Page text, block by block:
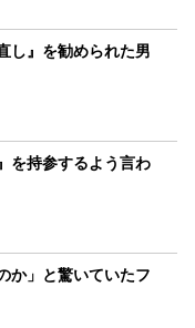
し』を勧められた男
を持参するよう言わ
か」と驚いていたフ